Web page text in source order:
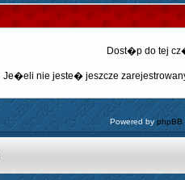
Dost�p do tej
Je�eli nie jeste� jeszcze
Powered byphpBB